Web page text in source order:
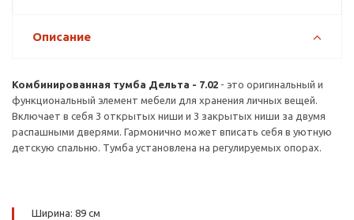
Описание
Комбинированная тумба Дельта - 7.02 - это оригинальный и
функциональный элемент мебели для хранения личных вещей.
Включает в себя 3 открытых ниши и 3 закрытых ниши за двумя
распашными дверями. Гармонично может вписать себя в уютную
детскую спальню. Тумба установлена на регулируемых опорах.
Ширина: 89 см